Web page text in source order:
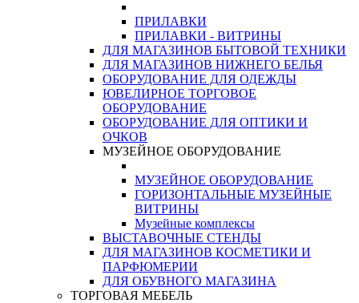
ПРИЛАВКИ
ПРИЛАВКИ - ВИТРИНЫ
ДЛЯ МАГАЗИНОВ БЫТОВОЙ ТЕХНИКИ
ДЛЯ МАГАЗИНОВ НИЖНЕГО БЕЛЬЯ
ОБОРУДОВАНИЕ ДЛЯ ОДЕЖДЫ
ЮВЕЛИРНОЕ ТОРГОВОЕ
ОБОРУДОВАНИЕ
ОБОРУДОВАНИЕ ДЛЯ ОПТИКИ И
ОЧКОВ
МУЗЕЙНОЕ ОБОРУДОВАНИЕ
МУЗЕЙНОЕ ОБОРУДОВАНИЕ
ГОРИЗОНТАЛЬНЫЕ МУЗЕЙНЫЕ
ВИТРИНЫ
Музейные комплексы
ВЫСТАВОЧНЫЕ СТЕНДЫ
ДЛЯ МАГАЗИНОВ КОСМЕТИКИ И
ПАРФЮМЕРИИ
ДЛЯ ОБУВНОГО МАГАЗИНА
ТОРГОВАЯ МЕБЕЛЬ